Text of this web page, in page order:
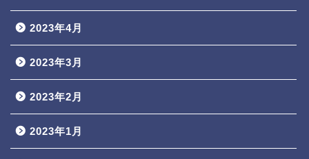
2023年4月
2023年3月
2023年2月
2023年1月